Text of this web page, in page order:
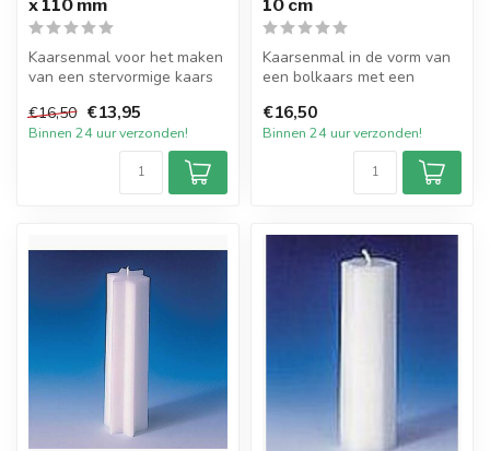
x 110 mm
Kaarsenmal voor het maken
van een stervormige kaars
...
€16,50 €13,95
Binnen 24 uur verzonden!
10 cm
Kaarsenmal in de vorm van
een bolkaars met een
Hiermee maakt...
€16,50
Binnen 24 uur verzonden!